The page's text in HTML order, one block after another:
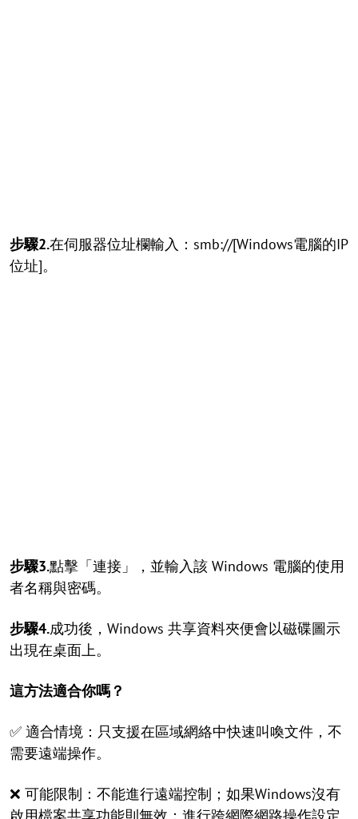
步驟2.在伺服器位址欄輸入：smb://[Windows電腦的IP
位址]。
步驟3.點擊「連接」，並輸入該 Windows 電腦的使用
者名稱與密碼。
步驟4.成功後，Windows 共享資料夾便會以磁碟圖示
出現在桌面上。
這方法適合你嗎？
✅ 適合情境：只支援在區域網絡中快速叫喚文件，不
需要遠端操作。
❌ 可能限制：不能進行遠端控制；如果Windows沒有